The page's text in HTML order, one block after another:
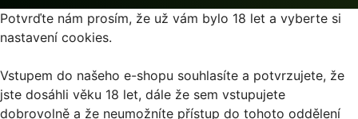
Potvrďte nám prosím, že už vám bylo 18 let a vyberte si
nastavení cookies.
Vstupem do našeho e-shopu souhlasíte a potvrzujete, že
jste dosáhli věku 18 let, dále že sem vstupujete
dobrovolně a že neumožníte přístup do tohoto oddělení